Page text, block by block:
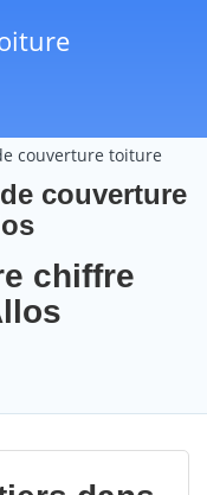
couverture toiture
couverture
chiffre